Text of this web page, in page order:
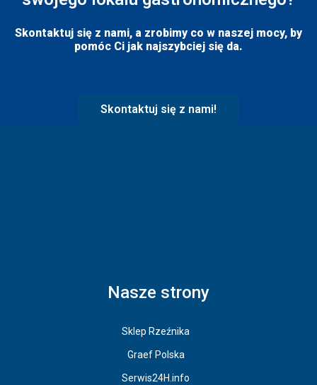
Skontaktuj się z nami, a zrobimy co w naszej mocy, by
pomóc Ci jak najszybciej się da.
Skontaktuj się z nami!
Nasze strony
Sklep Rzeźnika
Graef Polska
Serwis24H.info